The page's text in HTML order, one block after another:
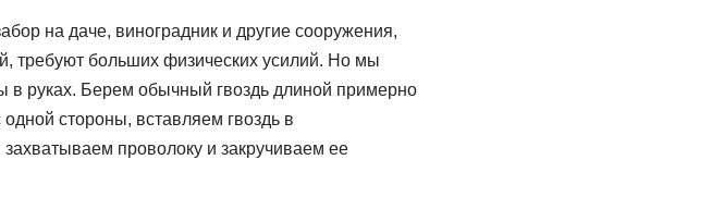
на даче, виноградник и другие сооружения,
требуют больших физических усилий. Но мы
в руках. Берем обычный гвоздь длиной примерно
стороны, вставляем гвоздь в
проволоку и закручиваем ее